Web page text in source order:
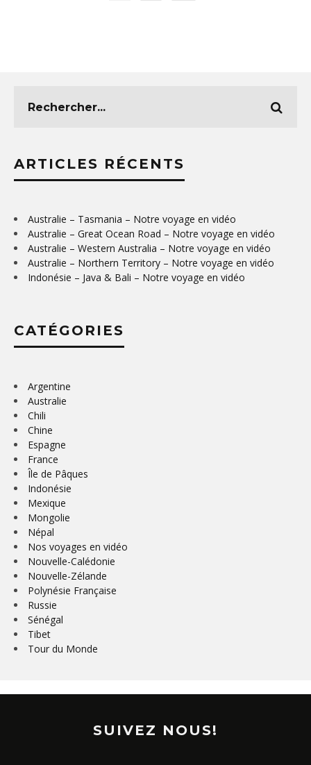
ARTICLES RÉCENTS
Australie – Tasmania – Notre voyage en vidéo
Australie – Great Ocean Road – Notre voyage en vidéo
Australie – Western Australia – Notre voyage en vidéo
Australie – Northern Territory – Notre voyage en vidéo
Indonésie – Java & Bali – Notre voyage en vidéo
CATÉGORIES
Argentine
Australie
Chili
Chine
Espagne
France
Île de Pâques
Indonésie
Mexique
Mongolie
Népal
Nos voyages en vidéo
Nouvelle-Calédonie
Nouvelle-Zélande
Polynésie Française
Russie
Sénégal
Tibet
Tour du Monde
SUIVEZ NOUS!